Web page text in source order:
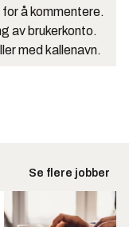
å kommentere.
av brukerkonto.
med kallenavn.
Se flere jobber